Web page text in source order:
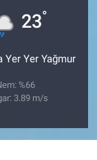
23°
Yer Yer Yağmur
%66
3.89 m/s